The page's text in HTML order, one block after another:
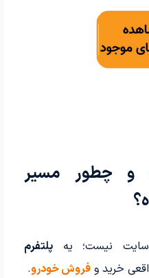
و چطور مسیر
نیست؛ یهپلتفرم
خرید و فروش خودرو.